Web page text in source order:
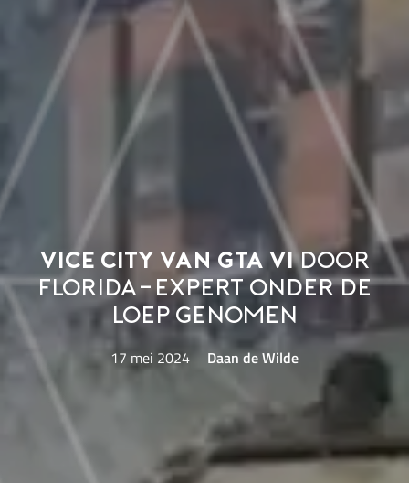
Vice City van GTA VIdoor
Florida-expert onder de
loep genomen
17 mei 2024 Daan de Wilde